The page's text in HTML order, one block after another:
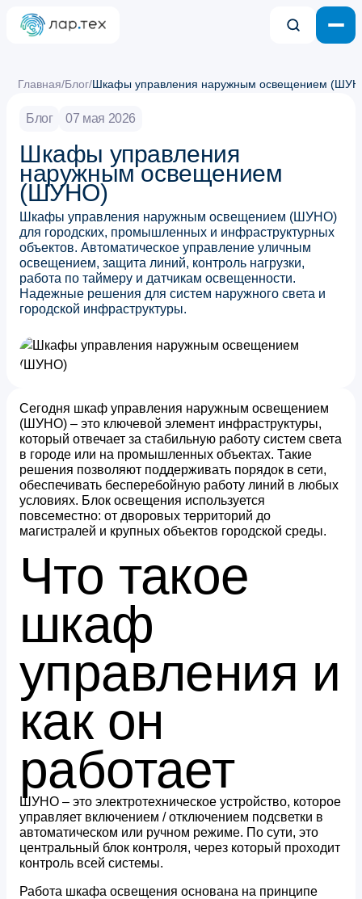
Главная/Блог/Шкафы управления наружным освещением
Блог 07 мая 2026
Шкафы управления
наружным освещением
(ШУНО)
Шкафы управления наружным освещением (ШУНО)
для городских, промышленных и инфраструктурных
объектов. Автоматическое управление уличным
освещением, защита линий, контроль нагрузки,
работа по таймеру и датчикам освещенности.
Надежные решения для систем наружного света и
городской инфраструктуры.
Сегодня шкаф управления наружным освещением
(ШУНО) – это ключевой элемент инфраструктуры,
который отвечает за стабильную работу систем света
в городе или на промышленных объектах. Такие
решения позволяют поддерживать порядок в сети,
обеспечивать бесперебойную работу линий в любых
условиях. Блок освещения используется
повсеместно: от дворовых территорий до
магистралей и крупных объектов городской среды.
Что такое
шкаф
управления и
как он
работает
ШУНО – это электротехническое устройство, которое
управляет включением / отключением подсветки в
автоматическом или ручном режиме. По сути, это
центральный блок контроля, через который проходит
контроль всей системы.
Работа шкафа освещения основана на принципе